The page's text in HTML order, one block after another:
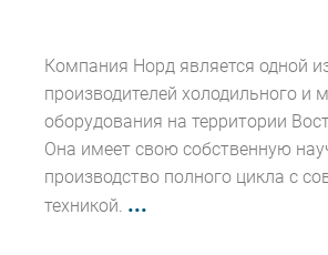
Компания Норд является одной
производителей холодильного и
оборудования на территории
Она имеет свою собственную
производство полного цикла с
техникой. ...